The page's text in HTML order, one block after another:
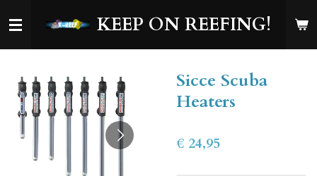
direct
hoofdinhoud
KEEP ON REEFING!
Sicce Scuba
Heaters
€ 24,95